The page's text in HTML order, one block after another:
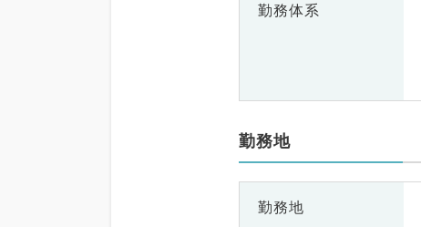
勤務体系
勤務地
勤務地